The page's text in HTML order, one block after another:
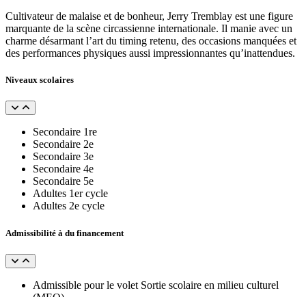
Cultivateur de malaise et de bonheur, Jerry Tremblay est une figure
marquante de la scène circassienne internationale. Il manie avec un
charme désarmant l’art du timing retenu, des occasions manquées et
des performances physiques aussi impressionnantes qu’inattendues.
Niveaux scolaires
Secondaire 1re
Secondaire 2e
Secondaire 3e
Secondaire 4e
Secondaire 5e
Adultes 1er cycle
Adultes 2e cycle
Admissibilité à du financement
Admissible pour le volet Sortie scolaire en milieu culturel